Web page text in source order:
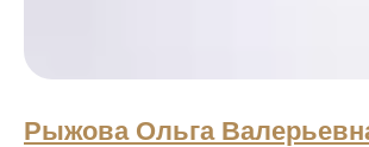
Рыжова Ольга